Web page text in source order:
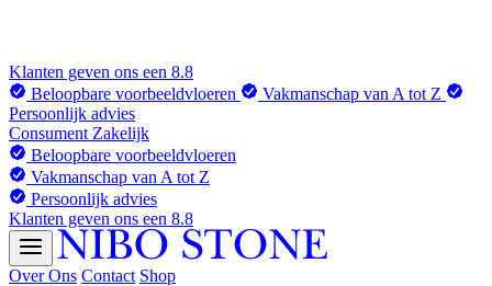
Klanten geven ons een 8.8
Beloopbare voorbeeldvloeren
Vakmanschap van A tot Z
Persoonlijk advies
Consument Zakelijk
Beloopbare voorbeeldvloeren
Vakmanschap van A tot Z
Persoonlijk advies
Klanten geven ons een 8.8
Over Ons Contact Shop